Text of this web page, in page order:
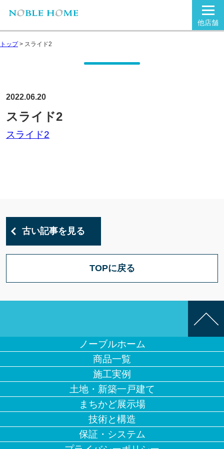
他店舗
トップ> スライド2
2022.06.20
スライド2
スライド2
古い記事を見る
TOPに戻る
ノーブルホーム
商品一覧
施工実例
土地・新築一戸建て
まちかど展示場
技術と構造
保証・システム